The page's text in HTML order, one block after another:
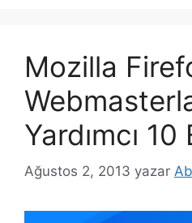
Mozilla
Yardımcı
Ağustos 2, 2013 yazar